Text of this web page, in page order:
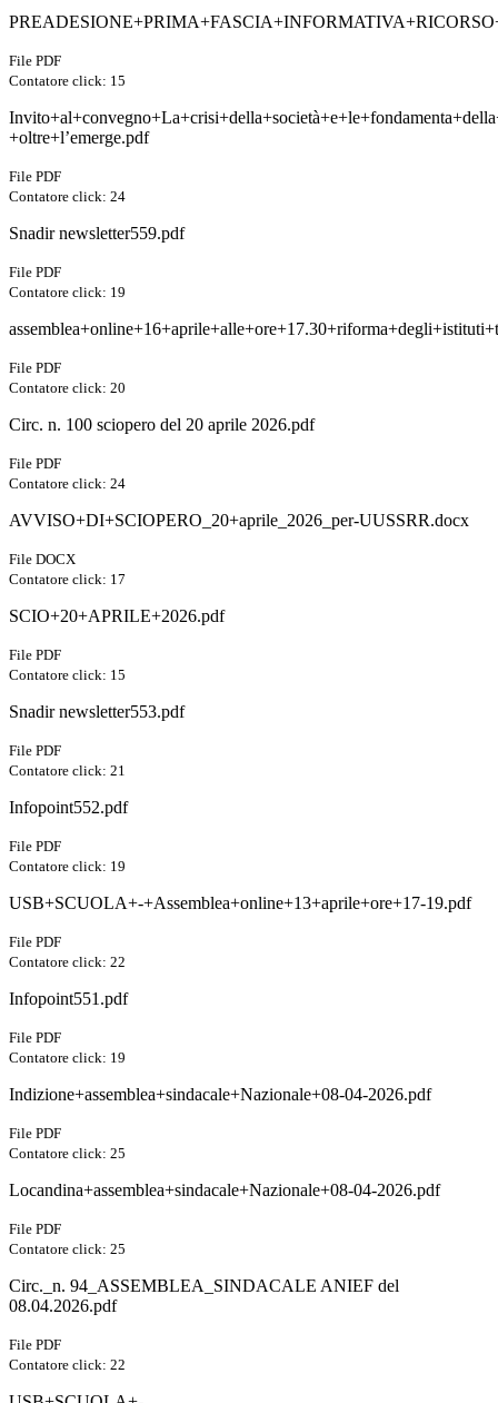
File PDF
Contatore click: 15
+oltre+l’emerge.pdf
File PDF
Contatore click: 24
Snadir newsletter559.pdf
File PDF
Contatore click: 19
File PDF
Contatore click: 20
Circ. n. 100 sciopero del 20 aprile 2026.pdf
File PDF
Contatore click: 24
AVVISO+DI+SCIOPERO_20+aprile_2026_per-UUSSRR.docx
File DOCX
Contatore click: 17
SCIO+20+APRILE+2026.pdf
File PDF
Contatore click: 15
Snadir newsletter553.pdf
File PDF
Contatore click: 21
Infopoint552.pdf
File PDF
Contatore click: 19
USB+SCUOLA+-+Assemblea+online+13+aprile+ore+17-19.pdf
File PDF
Contatore click: 22
Infopoint551.pdf
File PDF
Contatore click: 19
Indizione+assemblea+sindacale+Nazionale+08-04-2026.pdf
File PDF
Contatore click: 25
Locandina+assemblea+sindacale+Nazionale+08-04-2026.pdf
File PDF
Contatore click: 25
Circ._n. 94_ASSEMBLEA_SINDACALE ANIEF del
08.04.2026.pdf
File PDF
Contatore click: 22